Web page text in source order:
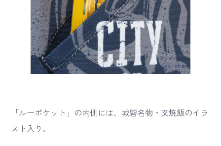
「ルーポケット」の内側には、城砦名物・叉焼飯のイラ
スト入り。